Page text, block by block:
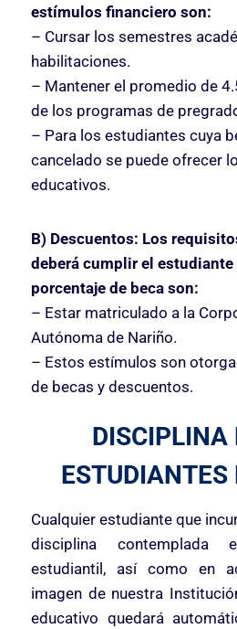
estímulos financiero son:
– Cursar los semestres
habilitaciones.
– Mantener el promedio de
de los programas de
– Para los estudiantes cuya
cancelado se puede ofrecer
educativos.
B) Descuentos: Los
deberá cumplir el estudiante
porcentaje de beca son:
– Estar matriculado a la
Autónoma de Nariño.
– Estos estímulos son
de becas y descuentos.
DISCIPLINA
ESTUDIANTES
Cualquier estudiante que
disciplina contemplada
estudiantil, así como en
imagen de nuestra
educativo quedará